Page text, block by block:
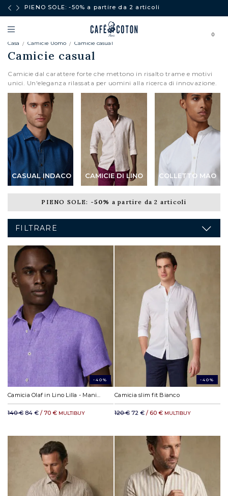
PIENO SOLE: -50% a partire da 2 articoli
0
Casa Camicie Uomo Camicie casual
Camicie casual
Camicie dal carattere forte che mettono in risalto trame e motivi
unici. Un'eleganza rilassata per uomini alla ricerca di innovazione.
CASUAL INDACO CAMICIE DI LINO COLLETTO MAO
PIENO SOLE: -50% a partire da 2 articoli
FILTRARE
-40%
Camicia Olaf in Lino Lilla - Manica corta
140 € 84 € / 70 € MULTIBUY
-40%
Camicia slim fit Bianco
120 € 72 € / 60 € MULTIBUY